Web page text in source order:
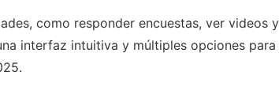
como responder encuestas, ver videos
interfaz intuitiva y múltiples opciones para